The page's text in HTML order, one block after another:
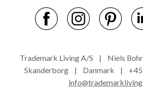
Trademark Living A/S | Niels
Skanderborg | Danmark | +45